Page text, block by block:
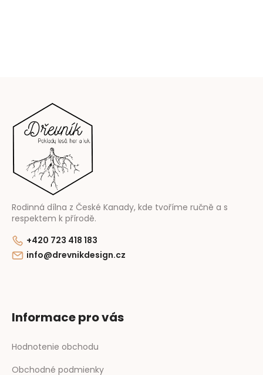
Rodinná dílna z České Kanady, kde tvoříme ručně a s
respektem k přírodě.
+420 723 418 183
info@drevnikdesign.cz
Informace pro vás
Hodnotenie obchodu
Obchodné podmienky